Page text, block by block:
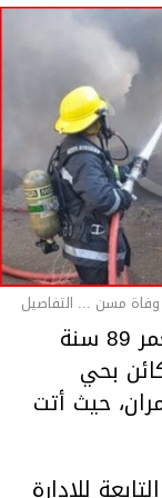
مسن ... التفاصيل
توفي يوم أمس مسن يبلغ من العمر 89 سنة
بحي
حيث أتت
للإدارة